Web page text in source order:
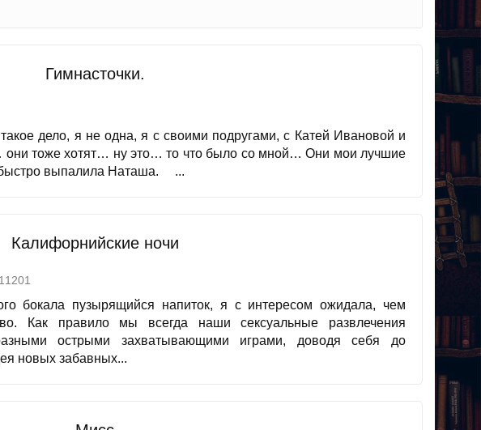
Гимнасточки.
дело, я не одна, я с своими подругами, с Катей Ивановой и
они тоже хотят… ну это… то что было со мной… Они мои лучшие
быстро выпалила Наташа. ...
Калифорнийские ночи
бокала пузырящийся напиток, я с интересом ожидала, чем
Как правило мы всегда наши сексуальные развлечения
острыми захватывающими играми, доводя себя до
новых забавных...